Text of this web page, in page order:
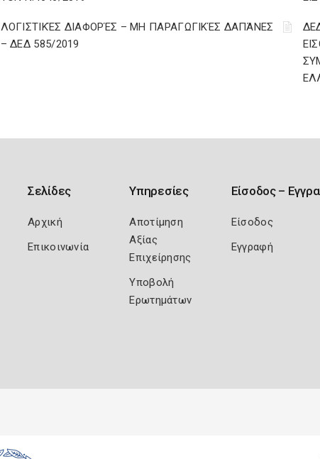
ΛΟΓΙΣΤΙΚΈΣ ΔΙΑΦΟΡΈΣ – ΜΗ ΠΑΡΑΓΩΓΙΚΈΣ ΔΑΠΆΝΕΣ
– ΔΕΔ 585/2019
Σελίδες
Αρχική
Επικοινωνία
Υπηρεσίες
Αποτίμηση
Αξίας
Επιχείρησης
Υποβολή
Ερωτημάτων
Είσοδος –
Είσοδος
Εγγραφή